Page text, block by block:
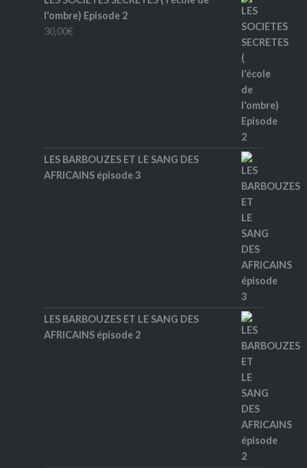
l'ombre) Episode 2
30,00€
LES BARBOUZES ET LE SANG DES
AFRICAINS épisode 3
LES BARBOUZES ET LE SANG DES
AFRICAINS épisode 2